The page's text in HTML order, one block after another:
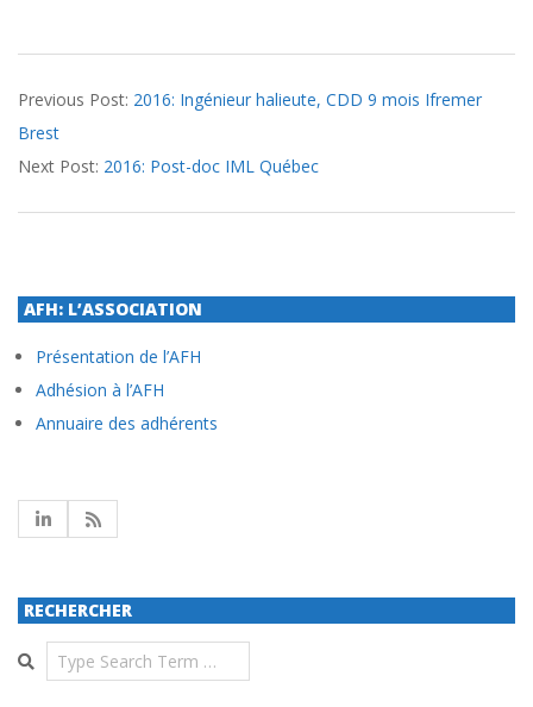
09-
28
Previous Post: 2016: Ingénieur halieute, CDD 9 mois Ifremer
Brest
Next Post: 2016: Post-doc IML Québec
AFH: L’ASSOCIATION
Présentation de l’AFH
Adhésion à l’AFH
Annuaire des adhérents
RECHERCHER
Search